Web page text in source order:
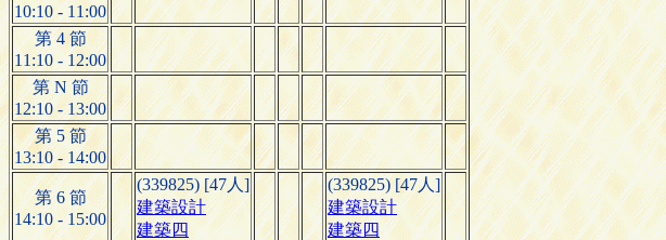
10:10 - 11:00
第 4 節
11:10 - 12:00
第 N 節
12:10 - 13:00
第 5 節
13:10 - 14:00
第 6 節
14:10 - 15:00
(339825) [47人]
建築設計
建築四
(339825) [47人]
建築設計
建築四